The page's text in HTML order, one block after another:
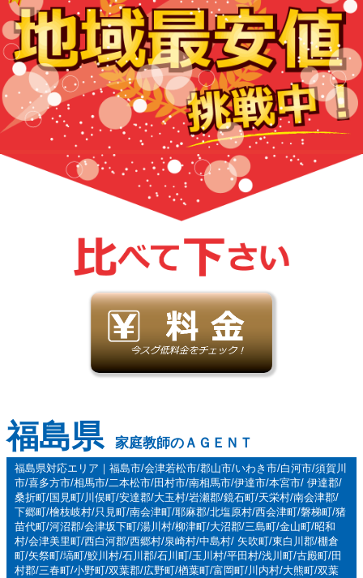
福島県 家庭教師のＡＧＥＮＴ
福島県対応エリア｜福島市/会津若松市/郡山市/いわき市/白河市/須賀川
市/喜多方市/相馬市/二本松市/田村市/南相馬市/伊達市/本宮市/ 伊達郡/
桑折町/国見町/川俣町/安達郡/大玉村/岩瀬郡/鏡石町/天栄村/南会津郡/
下郷町/檜枝岐村/只見町/南会津町/耶麻郡/北塩原村/西会津町/磐梯町/猪
苗代町/河沼郡/会津坂下町/湯川村/柳津町/大沼郡/三島町/金山町/昭和
村/会津美里町/西白河郡/西郷村/泉崎村/中島村/ 矢吹町/東白川郡/棚倉
町/矢祭町/塙町/鮫川村/石川郡/石川町/玉川村/平田村/浅川町/古殿町/田
村郡/三春町/小野町/双葉郡/広野町/楢葉町/富岡町/川内村/大熊町/双葉